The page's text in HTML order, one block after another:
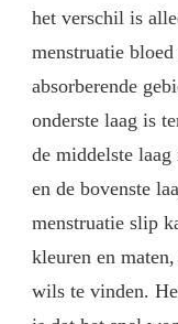
het verschil is
menstruatie
absorberende
onderste laag is
de middelste
en de bovenste
menstruatie slip
kleuren en
wils te vinden.